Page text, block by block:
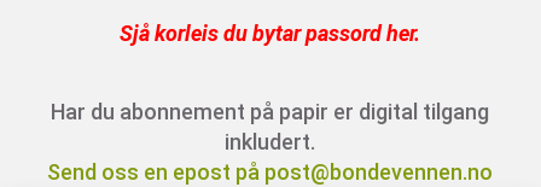
Sjå korleis du bytar passord her.
Har du abonnement på papir er digital tilgang
inkludert.
Send oss en epost på post@bondevennen.no